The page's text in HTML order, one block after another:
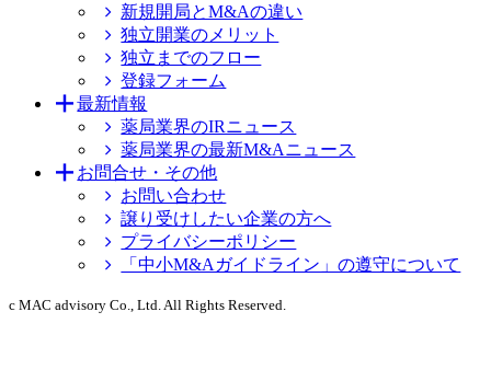
新規開局とM&Aの違い
独立開業のメリット
独立までのフロー
登録フォーム
最新情報
薬局業界のIRニュース
薬局業界の最新M&Aニュース
お問合せ・その他
お問い合わせ
譲り受けしたい企業の方へ
プライバシーポリシー
「中小M&Aガイドライン」の遵守について
c MAC advisory Co., Ltd. All Rights Reserved.